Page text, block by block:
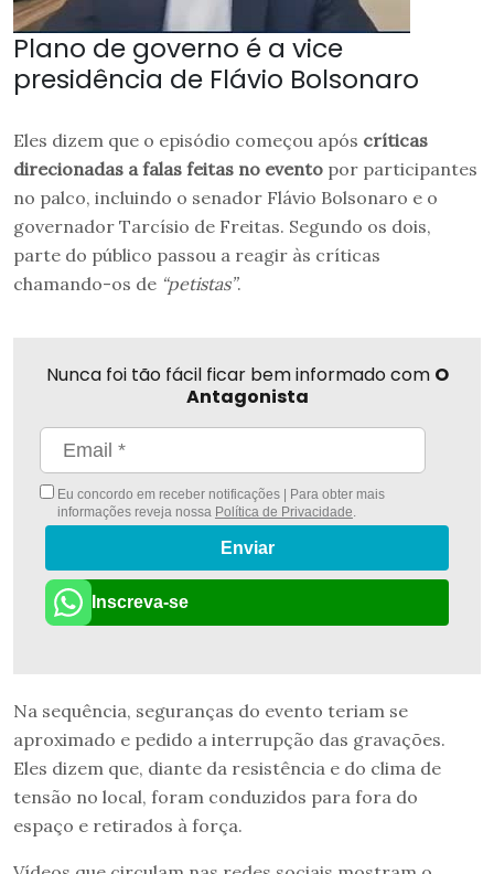
Plano de governo é a vice
presidência de Flávio Bolsonaro
Eles dizem que o episódio começou após críticas
direcionadas a falas feitas no evento por participantes
no palco, incluindo o senador Flávio Bolsonaro e o
governador Tarcísio de Freitas. Segundo os dois,
parte do público passou a reagir às críticas
chamando-os de “petistas”.
Nunca foi tão fácil ficar bem informado com O
Antagonista
Eu concordo em receber notificações | Para obter mais
informações reveja nossa Política de Privacidade.
Enviar
Inscreva-se
Na sequência, seguranças do evento teriam se
aproximado e pedido a interrupção das gravações.
Eles dizem que, diante da resistência e do clima de
tensão no local, foram conduzidos para fora do
espaço e retirados à força.